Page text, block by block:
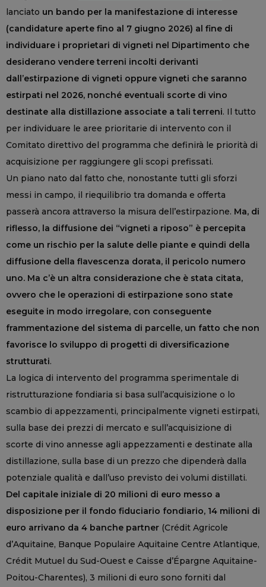
lanciato un bando per la manifestazione di interesse
(candidature aperte fino al 7 giugno 2026) al fine di
individuare i proprietari di vigneti nel Dipartimento che
desiderano vendere terreni incolti derivanti
dall’estirpazione di vigneti oppure vigneti che saranno
estirpati nel 2026, nonché eventuali scorte di vino
destinate alla distillazione associate a tali terreni. Il tutto
per individuare le aree prioritarie di intervento con il
Comitato direttivo del programma che definirà le priorità di
acquisizione per raggiungere gli scopi prefissati.
Un piano nato dal fatto che, nonostante tutti gli sforzi
messi in campo, il riequilibrio tra domanda e offerta
passerà ancora attraverso la misura dell’estirpazione. Ma, di
riflesso, la diffusione dei “vigneti a riposo” è percepita
come un rischio per la salute delle piante e quindi della
diffusione della flavescenza dorata, il pericolo numero
uno. Ma c’è un altra considerazione che è stata citata,
ovvero che le operazioni di estirpazione sono state
eseguite in modo irregolare, con conseguente
frammentazione del sistema di parcelle, un fatto che non
favorisce lo sviluppo di progetti di diversificazione
strutturati.
La logica di intervento del programma sperimentale di
ristrutturazione fondiaria si basa sull’acquisizione o lo
scambio di appezzamenti, principalmente vigneti estirpati,
sulla base dei prezzi di mercato e sull’acquisizione di
scorte di vino annesse agli appezzamenti e destinate alla
distillazione, sulla base di un prezzo che dipenderà dalla
potenziale qualità e dall’uso previsto dei volumi distillati.
Del capitale iniziale di 20 milioni di euro messo a
disposizione per il fondo fiduciario fondiario, 14 milioni di
euro arrivano da 4 banche partner (Crédit Agricole
d’Aquitaine, Banque Populaire Aquitaine Centre Atlantique,
Crédit Mutuel du Sud-Ouest e Caisse d’Épargne Aquitaine-
Poitou-Charentes), 3 milioni di euro sono forniti dal